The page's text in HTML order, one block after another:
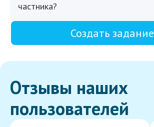
частника?
Создать задание
Отзывы наших
пользователей